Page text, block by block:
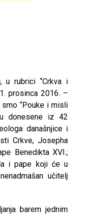
u rubrici “Crkva i
prosinca 2016. –
“Pouke i misli
donesene iz 42
današnjice i
Crkve, Josepha
Benedikta XVI.;
i pape koji će u
učitelj
barem jednim